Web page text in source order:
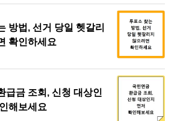
방법, 선거 당일 헷갈리
확인하세요
급금 조회, 신청 대상인
해보세요